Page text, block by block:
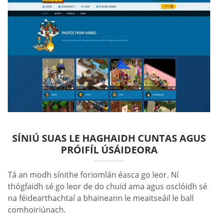
SÍNIÚ SUAS LE HAGHAIDH CUNTAS AGUS
PRÓIFÍL ÚSÁIDEORA
Tá an modh sínithe foriomlán éasca go leor. Ní
thógfaidh sé go leor de do chuid ama agus osclóidh sé
na féidearthachtaí a bhaineann le meaitseáil le ball
comhoiriúnach.